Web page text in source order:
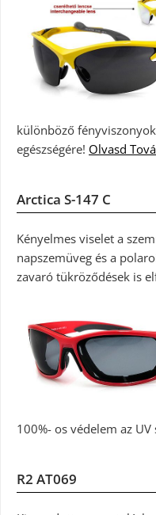
különböző
egészségére! Olvasd
Arctica S-147 C
Kényelmes viselet a
napszemüveg és a
zavaró tükröződések is
100%- os védelem az UV
R2 AT069